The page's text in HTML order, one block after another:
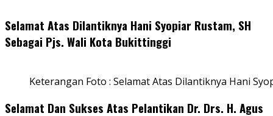
Selamat Atas Dilantiknya Hani Syopiar Rustam, SH
Sebagai Pjs. Wali Kota Bukittinggi
Keterangan Foto : Selamat Atas Dilantiknya Hani
Selamat Dan Sukses Atas Pelantikan Dr. Drs. H. Agus